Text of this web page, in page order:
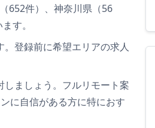
652件）、神奈川県（56
す。
。登録前に希望エリアの求人
ましょう 。フルリモート案
に自信がある方に特におす